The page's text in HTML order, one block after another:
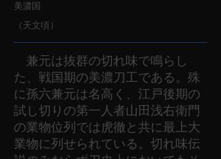
美濃国
（天文頃）
兼元は抜群の切れ味で鳴らし
た、戦国期の美濃刀工である。殊
に孫六兼元は名高く、江戸後期の
試し切りの第一人者山田浅右衛門
の業物位列では虎徹と共に最上大
業物に列せられている。切れ味伝